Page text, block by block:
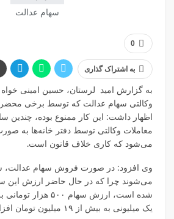
سهام عدالت
0
به اشتراک گذاری
به گزارش امید لرستان، حسین امینی
وکالتی سهام عدالت که توسط برخی
اظهار داشت: این کار ممنوع بوده،
معاملات وکالتی توسط دفتر خانه‌ها به
می‌شود که کاری خلاف قانون است.
وی افزود: در صورت فروش سهام عدالت،
می‌شوند چرا که در حال حاضر ارزش این
یک میلیونی به بیش از ۱۹ میلیون تومان افزایش یافته است.